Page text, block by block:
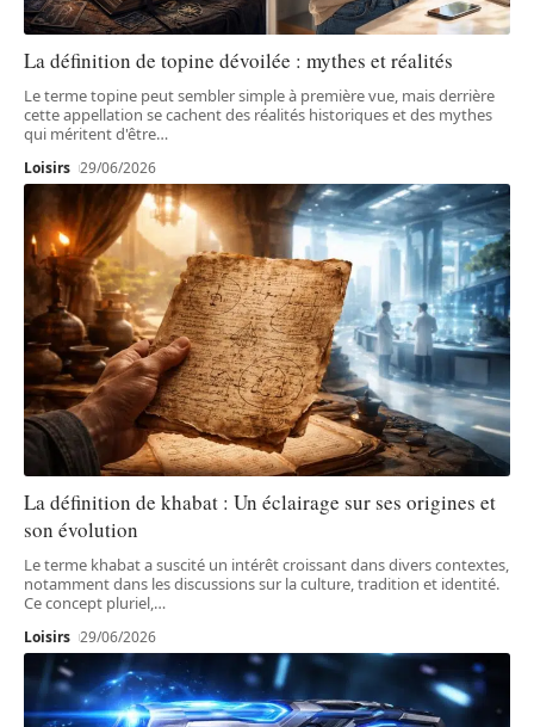
La définition de topine dévoilée : mythes et réalités
Le terme topine peut sembler simple à première vue, mais derrière
cette appellation se cachent des réalités historiques et des mythes
qui méritent d'être…
Loisirs 29/06/2026
La définition de khabat : Un éclairage sur ses origines et
son évolution
Le terme khabat a suscité un intérêt croissant dans divers contextes,
notamment dans les discussions sur la culture, tradition et identité.
Ce concept pluriel,…
Loisirs 29/06/2026